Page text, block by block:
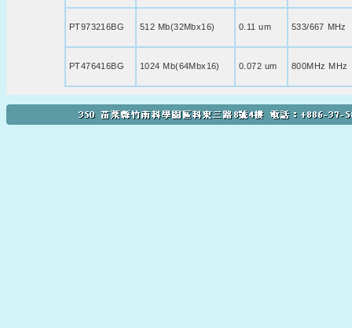
PT973216BG 512 Mb(32Mbx16) 0.11 um 533/667 MHz
PT476416BG 1024 Mb(64Mbx16) 0.072 um 800MHz MHz